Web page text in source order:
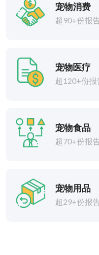
宠物消费
超90+份报
宠物医疗
超120+份报
宠物食品
超70+份报
宠物用品
超29+份报